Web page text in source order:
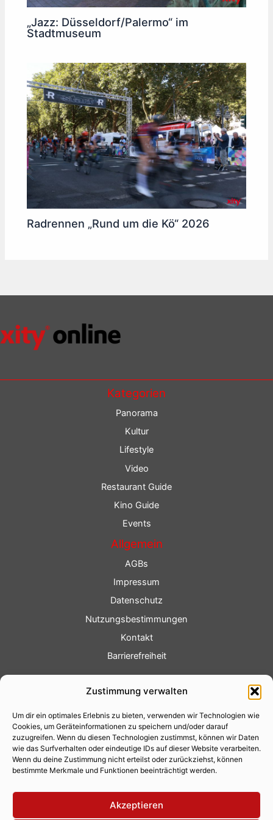
Zustimmung verwalten
Um dir ein optimales Erlebnis zu bieten, verwenden wir Technologien wie
Cookies, um Geräteinformationen zu speichern und/oder darauf
zuzugreifen. Wenn du diesen Technologien zustimmst, können wir Daten
wie das Surfverhalten oder eindeutige IDs auf dieser Website verarbeiten.
Wenn du deine Zustimmung nicht erteilst oder zurückziehst, können
bestimmte Merkmale und Funktionen beeinträchtigt werden.
Akzeptieren
„Jazz: Düsseldorf/Palermo“ im
Stadtmuseum
Radrennen „Rund um die Kö“ 2026
Kategorien
Panorama
Kultur
Lifestyle
Video
Restaurant Guide
Kino Guide
Events
Allgemein
AGBs
Impressum
Datenschutz
Nutzungsbestimmungen
Kontakt
Barrierefreiheit
Fotoservice
Videoservice
Werbung
Contenterstellung
Lokalnachrichten
Lokalfernsehen
Eventkalender